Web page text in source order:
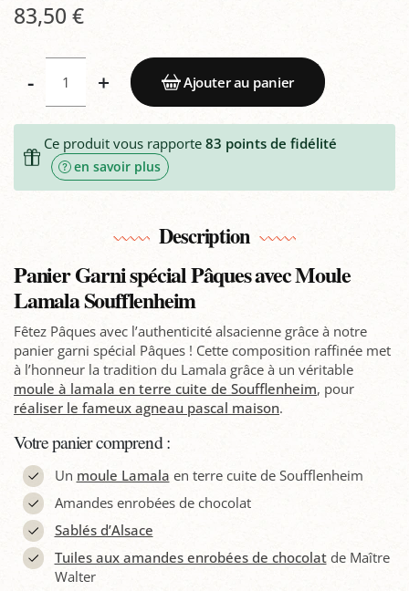
83,50 €
- + Ajouter au panier
Ce produit vous rapporte83 points de fidélité
en savoir plus
Description
Panier Garni spécial Pâques avec Moule
Lamala Soufflenheim
Fêtez Pâques avec l’authenticité alsacienne grâce à notre
panier garni spécial Pâques ! Cette composition raffinée met
à l’honneur la tradition du Lamala grâce à un véritable
moule à lamala en terre cuite de Soufflenheim, pour
réaliser le fameux agneau pascal maison.
Votre panier comprend :
Un moule Lamala en terre cuite de Soufflenheim
Amandes enrobées de chocolat
Sablés d’Alsace
Tuiles aux amandes enrobées de chocolatde Maître
Walter